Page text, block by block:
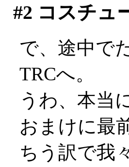
#2 コスチュ
で、途中で
TRCへ。
うわ、本当
おまけに最
ちう訳で我